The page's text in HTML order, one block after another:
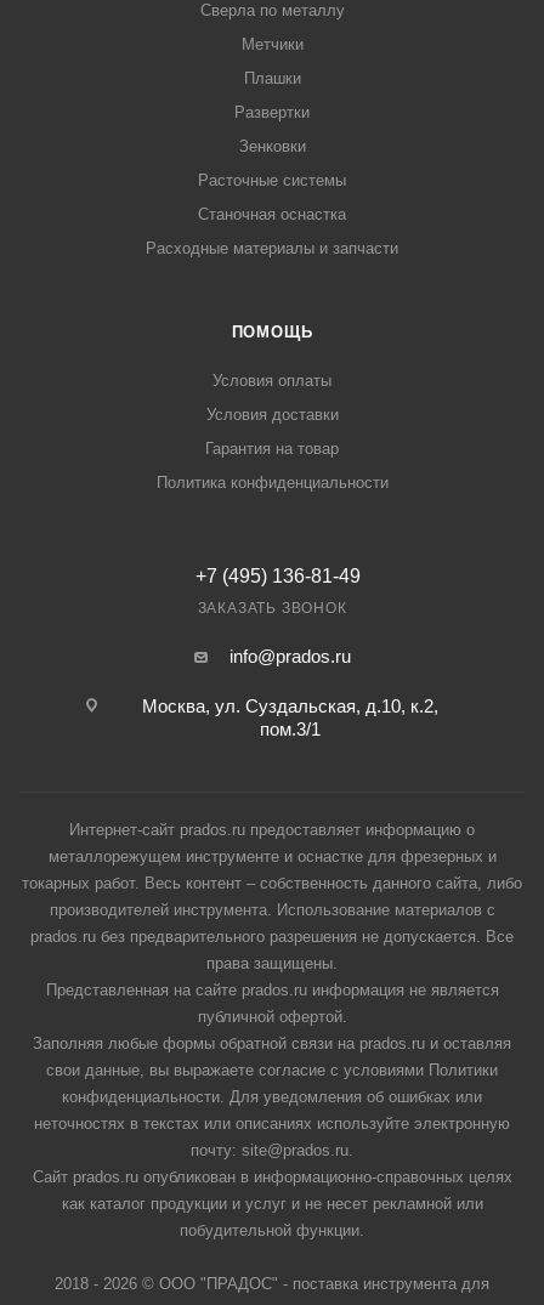
Сверла по металлу
Метчики
Плашки
Развертки
Зенковки
Расточные системы
Станочная оснастка
Расходные материалы и запчасти
ПОМОЩЬ
Условия оплаты
Условия доставки
Гарантия на товар
Политика конфиденциальности
+7 (495) 136-81-49
ЗАКАЗАТЬ ЗВОНОК
info@prados.ru
Москва, ул. Суздальская, д.10, к.2,
пом.3/1
Интернет-сайт prados.ru предоставляет информацию о
металлорежущем инструменте и оснастке для фрезерных и
токарных работ. Весь контент – собственность данного сайта, либо
производителей инструмента. Использование материалов с
prados.ru без предварительного разрешения не допускается. Все
права защищены.
Представленная на сайте prados.ru информация не является
публичной офертой.
Заполняя любые формы обратной связи на prados.ru и оставляя
свои данные, вы выражаете согласие с условиями Политики
конфиденциальности. Для уведомления об ошибках или
неточностях в текстах или описаниях используйте электронную
почту: site@prados.ru.
Сайт prados.ru опубликован в информационно-справочных целях
как каталог продукции и услуг и не несет рекламной или
побудительной функции.
2018 - 2026 © ООО "ПРАДОС" - поставка инструмента для